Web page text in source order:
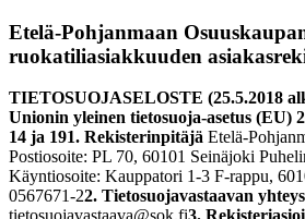
Etelä-Pohjanmaan
ruokatiliasiakkuuden
TIETOSUOJASELOSTE (25.5.2018
Unionin yleinen tietosuoja-asetus (EU)
14 ja 191. Rekisterinpitäjä Etelä-
Postiosoite: PL 70, 60101 Seinäjoki
Käyntiosoite: Kauppatori 1-3 F-rappu,
0567671-22. Tietosuojavastaavan